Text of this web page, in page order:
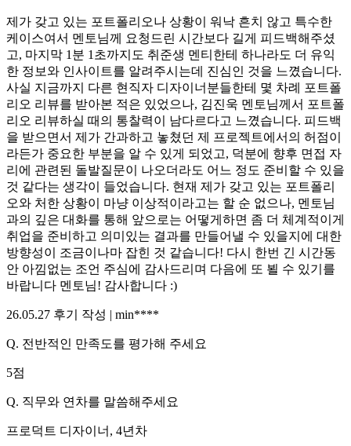
제가 갖고 있는 포트폴리오나 상황이 워낙 흔치 않고 특수한
케이스여서 멘토님께 요청드린 시간보다 길게 피드백해주셨
고, 마지막 1분 1초까지도 취준생 멘티한테 하나라도 더 유익
한 정보와 인사이트를 알려주시는데 진심인 것을 느꼈습니다.
사실 지금까지 다른 현직자 디자이너분들한테 몇 차례 포트폴
리오 리뷰를 받아본 적은 있었으나, 김진욱 멘토님께서 포트폴
리오 리뷰하실 때의 통찰력이 남다르다고 느꼈습니다. 피드백
을 받으면서 제가 간과하고 놓쳤던 제 프로젝트에서의 허점이
라든가 중요한 부분을 알 수 있게 되었고, 덕분에 향후 면접 자
리에 관련된 돌발질문이 나오더라도 어느 정도 준비할 수 있을
것 같다는 생각이 들었습니다. 현재 제가 갖고 있는 포트폴리
오와 처한 상황이 마냥 이상적이라고는 할 순 없으나, 멘토님
과의 깊은 대화를 통해 앞으로는 어떻게하면 좀 더 체계적이게
취업을 준비하고 의미있는 결과를 만들어낼 수 있을지에 대한
방향성이 조금이나마 잡힌 것 같습니다! 다시 한번 긴 시간동
안 아낌없는 조언 주심에 감사드리며 다음에 또 뵐 수 있기를
바랍니다 멘토님! 감사합니다 :)
26.05.27 후기 작성 | min****
Q. 전반적인 만족도를 평가해 주세요
5점
Q. 직무와 연차를 말씀해주세요
프로덕트 디자이너, 4년차